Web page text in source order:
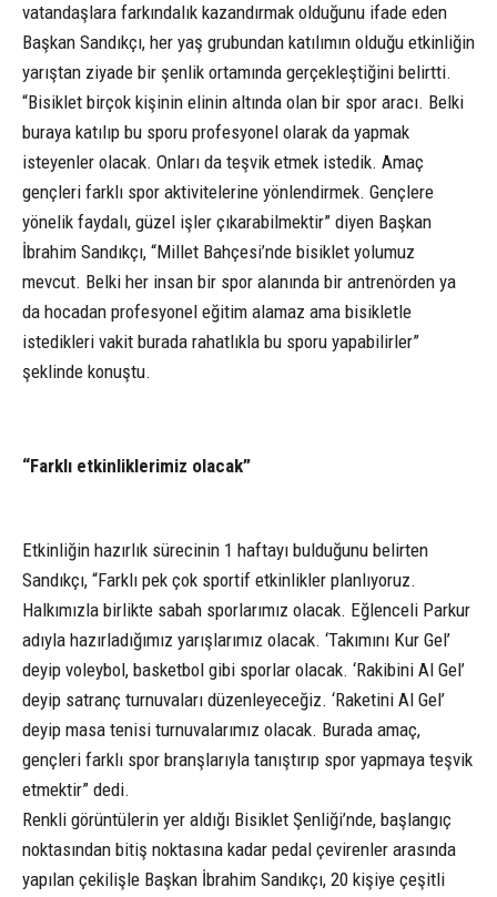
vatandaşlara farkındalık kazandırmak olduğunu ifade eden
Başkan Sandıkçı, her yaş grubundan katılımın olduğu etkinliğin
yarıştan ziyade bir şenlik ortamında gerçekleştiğini belirtti.
“Bisiklet birçok kişinin elinin altında olan bir spor aracı. Belki
buraya katılıp bu sporu profesyonel olarak da yapmak
isteyenler olacak. Onları da teşvik etmek istedik. Amaç
gençleri farklı spor aktivitelerine yönlendirmek. Gençlere
yönelik faydalı, güzel işler çıkarabilmektir” diyen Başkan
İbrahim Sandıkçı, “Millet Bahçesi’nde bisiklet yolumuz
mevcut. Belki her insan bir spor alanında bir antrenörden ya
da hocadan profesyonel eğitim alamaz ama bisikletle
istedikleri vakit burada rahatlıkla bu sporu yapabilirler”
şeklinde konuştu.
“Farklı etkinliklerimiz olacak”
Etkinliğin hazırlık sürecinin 1 haftayı bulduğunu belirten
Sandıkçı, “Farklı pek çok sportif etkinlikler planlıyoruz.
Halkımızla birlikte sabah sporlarımız olacak. Eğlenceli Parkur
adıyla hazırladığımız yarışlarımız olacak. ‘Takımını Kur Gel’
deyip voleybol, basketbol gibi sporlar olacak. ‘Rakibini Al Gel’
deyip satranç turnuvaları düzenleyeceğiz. ‘Raketini Al Gel’
deyip masa tenisi turnuvalarımız olacak. Burada amaç,
gençleri farklı spor branşlarıyla tanıştırıp spor yapmaya teşvik
etmektir” dedi.
Renkli görüntülerin yer aldığı Bisiklet Şenliği’nde, başlangıç
noktasından bitiş noktasına kadar pedal çevirenler arasında
yapılan çekilişle Başkan İbrahim Sandıkçı, 20 kişiye çeşitli